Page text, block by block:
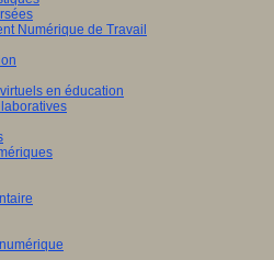
Numérique de Travail
en éducation